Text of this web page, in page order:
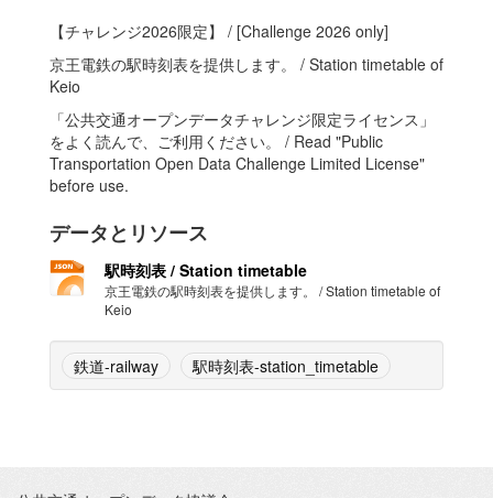
【チャレンジ2026限定】 / [Challenge 2026 only]
京王電鉄の駅時刻表を提供します。 / Station timetable of
Keio
「公共交通オープンデータチャレンジ限定ライセンス」
をよく読んで、ご利用ください。 / Read "Public
Transportation Open Data Challenge Limited License"
before use.
データとリソース
駅時刻表 / Station timetable
京王電鉄の駅時刻表を提供します。 / Station timetable of
Keio
鉄道-railway 駅時刻表-station_timetable